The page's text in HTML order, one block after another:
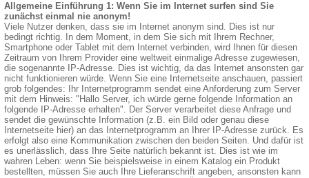
Allgemeine Einführung 1: Wenn Sie im Internet surfen sind Sie
zunächst einmal nie anonym!
Viele Nutzer denken, dass sie im Internet anonym sind. Dies ist nur
bedingt richtig. In dem Moment, in dem Sie sich mit Ihrem Rechner,
Smartphone oder Tablet mit dem Internet verbinden, wird Ihnen für diesen
Zeitraum von Ihrem Provider eine weltweit einmalige Adresse zugewiesen,
die sogenannte IP-Adresse. Dies ist wichtig, da das Internet ansonsten gar
nicht funktionieren würde. Wenn Sie eine Internetseite anschauen, passiert
grob folgendes: Ihr Internetprogramm sendet eine Anforderung zum Server
mit dem Hinweis: "Hallo Server, ich würde gerne folgende Information an
folgende IP-Adresse erhalten". Der Server verarbeitet diese Anfrage und
sendet die gewünschte Information (z.B. ein Bild oder genau diese
Internetseite hier) an das Internetprogramm an Ihrer IP-Adresse zurück. Es
erfolgt also eine Kommunikation zwischen den beiden Seiten. Und dafür ist
es unerlässlich, dass Ihre Seite natürlich bekannt ist. Dies ist wie im
wahren Leben: wenn Sie beispielsweise in einem Katalog ein Produkt
bestellten, müssen Sie auch Ihre Lieferanschrift angeben, ansonsten kann